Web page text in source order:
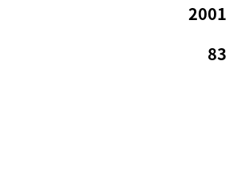
2001
83